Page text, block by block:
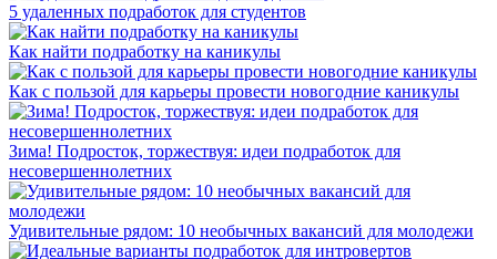
5 удаленных подработок для студентов
Как найти подработку на каникулы
Как с пользой для карьеры провести новогодние каникулы
Зима! Подросток, торжествуя: идеи подработок для
несовершеннолетних
Удивительные рядом: 10 необычных вакансий для молодежи